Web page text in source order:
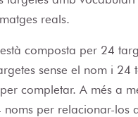
reals.
composta per 24
sense el nom i 24
completar. A més a
noms per relacionar-los